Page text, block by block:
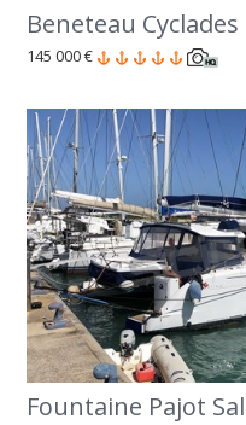
Beneteau Cyclades
145 000 €
Fountaine Pajot